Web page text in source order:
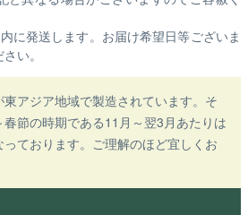
に発送します。お届け希望日等ございま
い。
東アジア地域で製造されています。そ
節の時期である11月～翌3月あたりは
ております。ご理解のほど宜しくお